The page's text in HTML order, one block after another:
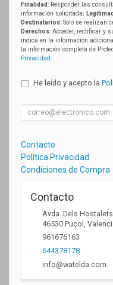
Finalidad: Responder las
información solicitada;
Destinatarios: Solo se realizan
Derechos: Acceder, rectificar y
indica en la información
la información completa de
Privacidad
He leído y acepto la
Contacto
Política Privacidad
Condiciones de Compra
Contacto
Avda. Dels
46530 Puçol
961676163
644378178
info@watelda.com